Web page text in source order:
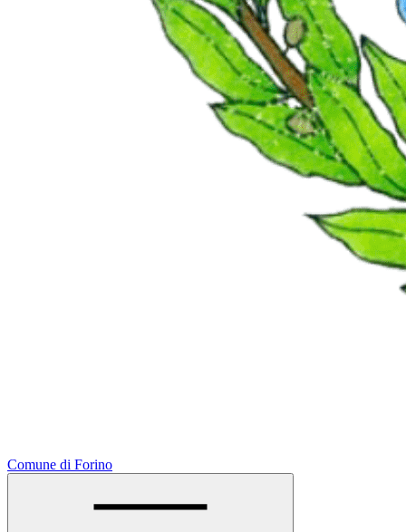
Comune di Forino